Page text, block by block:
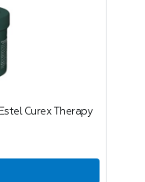
Curex Therapy